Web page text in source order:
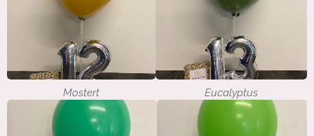
Mostert Eucalyptus